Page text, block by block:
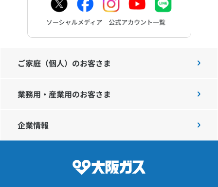
ご家庭（個人）のお客さま
業務用・産業用のお客さま
企業情報